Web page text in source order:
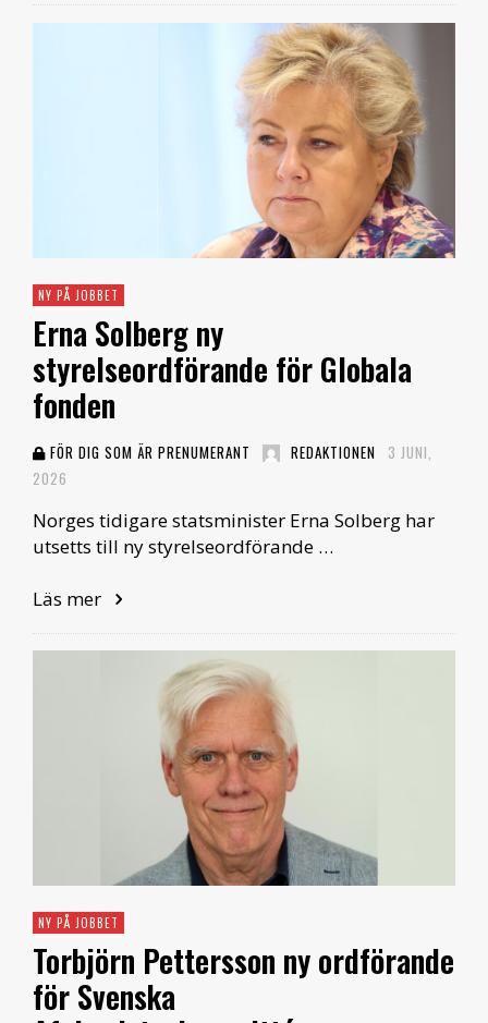
NY PÅ JOBBET
Erna Solberg ny
styrelseordförande för Globala
fonden
FÖR DIG SOM ÄR PRENUMERANT REDAKTIONEN
3 JUNI,
2026
Norges tidigare statsminister Erna Solberg har
utsetts till ny styrelseordförande …
Läs mer
NY PÅ JOBBET
Torbjörn Pettersson ny ordförande
för Svenska